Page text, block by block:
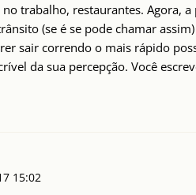
trabalho, restaurantes. Agora,
(se é se pode chamar
sair correndo o mais rápido
da sua percepção. Você
15:02